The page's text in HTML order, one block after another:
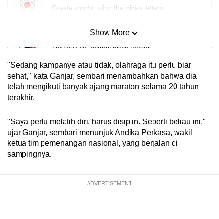
Create words using the given letters
Mini Sudoku
Tiny puzzle, mighty brain teaser
Mini Crossword
Small grid, big challenge
Spot as many words as you can
Show More
"Sedang kampanye atau tidak, olahraga itu perlu biar
sehat," kata Ganjar, sembari menambahkan bahwa dia
telah mengikuti banyak ajang maraton selama 20 tahun
terakhir.
"Saya perlu melatih diri, harus disiplin. Seperti beliau ini,"
ujar Ganjar, sembari menunjuk Andika Perkasa, wakil
ketua tim pemenangan nasional, yang berjalan di
sampingnya.
ADVERTISEMENT